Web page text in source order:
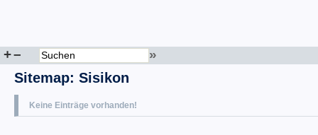
+– »
Sitemap: Sisikon
Keine Einträge vorhanden!